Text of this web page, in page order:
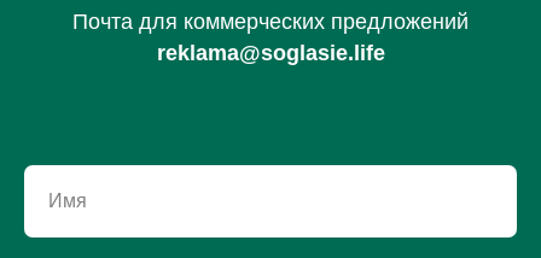
Почта для коммерческих предложений
reklama@soglasie.life
Имя